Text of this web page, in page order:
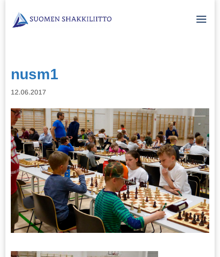
nusm1
12.06.2017